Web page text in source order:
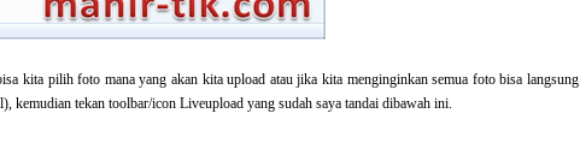
kita pilih foto mana yang akan kita upload atau jika kita menginginkan semua foto bisa langsung
kemudian tekan toolbar/icon Liveupload yang sudah saya tandai dibawah ini.